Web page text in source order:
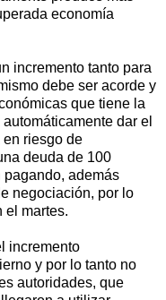
economía
incremento tanto para
debe ser acorde y
que tiene la
dar el
en riesgo de
deuda de 100
además
negociación, por lo
el martes.
incremento
y por lo tanto no
autoridades, que